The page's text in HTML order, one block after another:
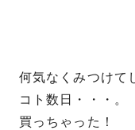
何気なくみつけて
コト数日・・・。
買っちゃった！